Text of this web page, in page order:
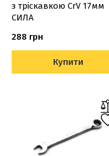
з тріскавкою CrV 17мм
СИЛА
288 грн
Купити